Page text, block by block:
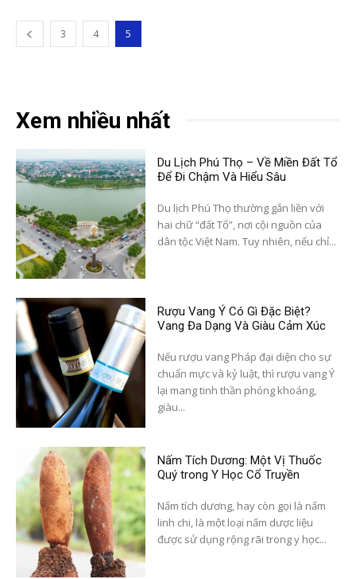
3 4 5
Xem nhiều nhất
Du Lịch Phú Thọ – Về Miền Đất Tổ
Để Đi Chậm Và Hiểu Sâu
Du lịch Phú Thọ thường gắn liền với
hai chữ “đất Tổ”, nơi cội nguồn của
dân tộc Việt Nam. Tuy nhiên, nếu chỉ...
Rượu Vang Ý Có Gì Đặc Biệt?
Vang Đa Dạng Và Giàu Cảm Xúc
Nếu rượu vang Pháp đại diện cho sự
chuẩn mực và kỷ luật, thì rượu vang Ý
lại mang tinh thần phóng khoáng,
giàu...
Nấm Tích Dương: Một Vị Thuốc
Quý trong Y Học Cổ Truyền
Nấm tích dương, hay còn gọi là nấm
linh chi, là một loại nấm dược liệu
được sử dụng rộng rãi trong y học...